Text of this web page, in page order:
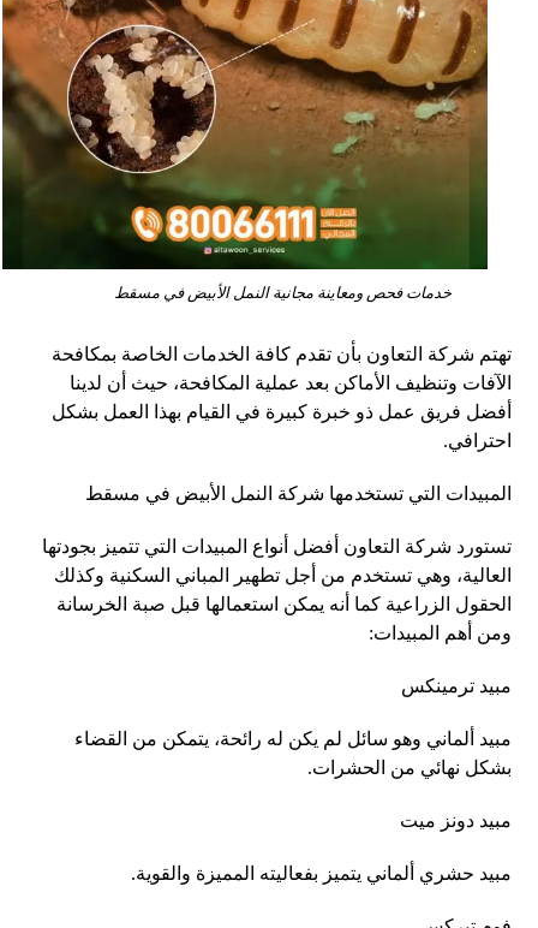
خدمات فحص ومعاينة مجانية النمل الأبيض في مسقط
تهتم شركة التعاون بأن تقدم كافة الخدمات الخاصة بمكافحة
الآفات وتنظيف الأماكن بعد عملية المكافحة، حيث أن لدينا
أفضل فريق عمل ذو خبرة كبيرة في القيام بهذا العمل بشكل
احترافي.
المبيدات التي تستخدمها شركة النمل الأبيض في مسقط
تستورد شركة التعاون أفضل أنواع المبيدات التي تتميز بجودتها
العالية، وهي تستخدم من أجل تطهير المباني السكنية وكذلك
الحقول الزراعية كما أنه يمكن استعمالها قبل صبة الخرسانة
ومن أهم المبيدات:
مبيد ترمينكس
مبيد ألماني وهو سائل لم يكن له رائحة، يتمكن من القضاء
بشكل نهائي من الحشرات.
مبيد دونز ميت
مبيد حشري ألماني يتميز بفعاليته المميزة والقوية.